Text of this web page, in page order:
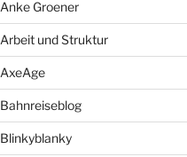
Anke Groener
Arbeit und Struktur
AxeAge
Bahnreiseblog
Blinkyblanky